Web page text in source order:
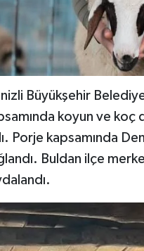
Büyükşehir
koyun ve
Porje kapsamında
Buldan ilçe